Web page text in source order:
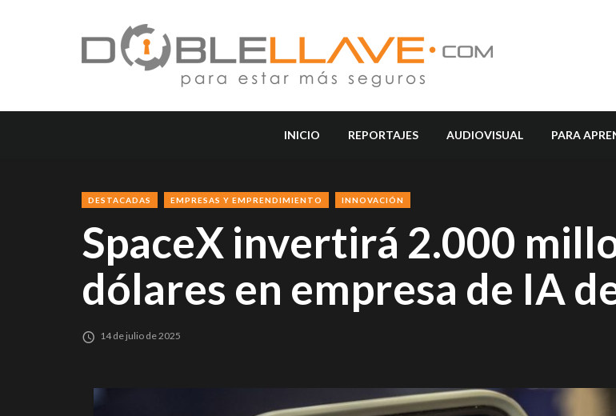
INICIO REPORTAJES AUDIOVISUAL PARA
DESTACADAS EMPRESAS Y EMPRENDIMIENTO INNOVACIÓN
SpaceX invertirá 2.000
dólares en empresa de IA
14 de julio de 2025